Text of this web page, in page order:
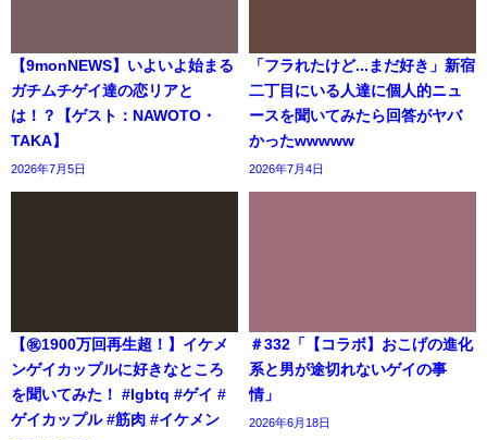
【9monNEWS】いよいよ始まる
ガチムチゲイ達の恋リアと
は！？【ゲスト：NAWOTO・
TAKA】
2026年7月5日
「フラれたけど...まだ好き」新宿
二丁目にいる人達に個人的ニュ
ースを聞いてみたら回答がヤバ
かったwwwww
2026年7月4日
【㊗️1900万回再生超！】イケメ
ンゲイカップルに好きなところ
を聞いてみた！ #lgbtq #ゲイ #
ゲイカップル #筋肉 #イケメン
＃332「【コラボ】おこげの進化
系と男が途切れないゲイの事
情」
2026年6月18日